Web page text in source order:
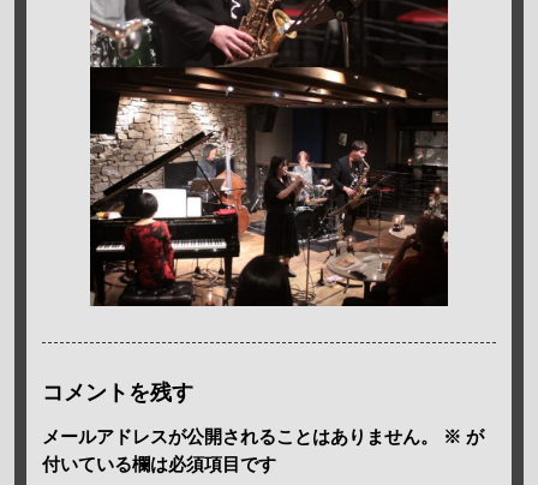
コメントを残す
メールアドレスが公開されることはありません。 ※ が
付いている欄は必須項目です